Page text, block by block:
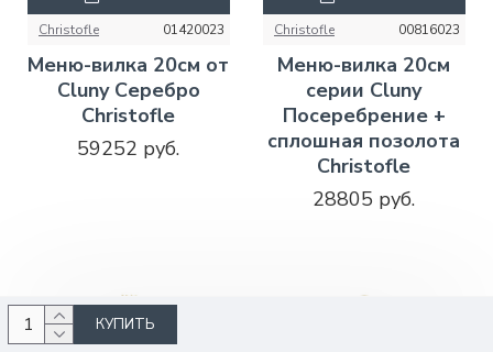
КУПИТЬ
Christofle 01420023
Меню-вилка 20см от
Cluny Серебро
Christofle
59252 руб.
Christofle 00816023
Меню-вилка 20см
серии Cluny
Посеребрение +
сплошная позолота
Christofle
28805 руб.